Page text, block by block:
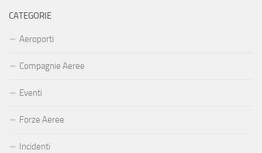
CATEGORIE
Aeroporti
Compagnie Aeree
Eventi
Forze Aeree
Incidenti